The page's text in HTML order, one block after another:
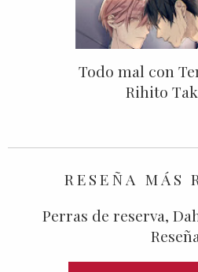
Todo mal con
Rihito
RESEÑA MÁS
Perras de reserva,